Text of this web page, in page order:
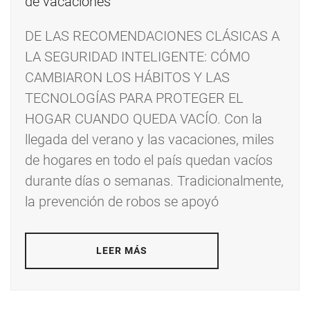
DE LAS RECOMENDACIONES CLÁSICAS A
LA SEGURIDAD INTELIGENTE: CÓMO
CAMBIARON LOS HÁBITOS Y LAS
TECNOLOGÍAS PARA PROTEGER EL
HOGAR CUANDO QUEDA VACÍO. Con la
llegada del verano y las vacaciones, miles
de hogares en todo el país quedan vacíos
durante días o semanas. Tradicionalmente,
la prevención de robos se apoyó
LEER MÁS